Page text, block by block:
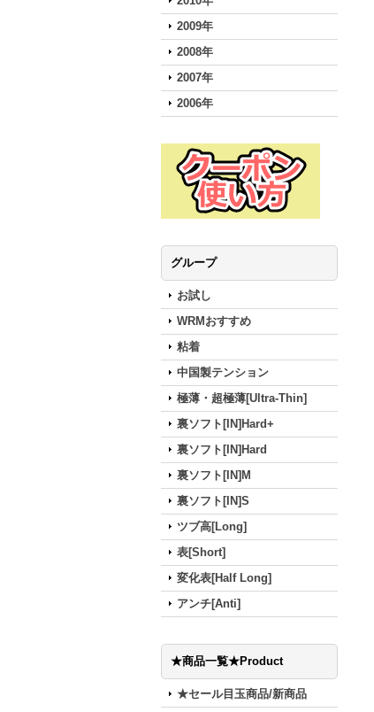
2009年
2008年
2007年
2006年
グループ
お試し
WRMおすすめ
粘着
中国製テンション
極薄・超極薄[Ultra-Thin]
裏ソフト[IN]Hard+
裏ソフト[IN]Hard
裏ソフト[IN]M
裏ソフト[IN]S
ツブ高[Long]
表[Short]
変化表[Half Long]
アンチ[Anti]
★商品一覧★Product
★セール目玉商品/新商品